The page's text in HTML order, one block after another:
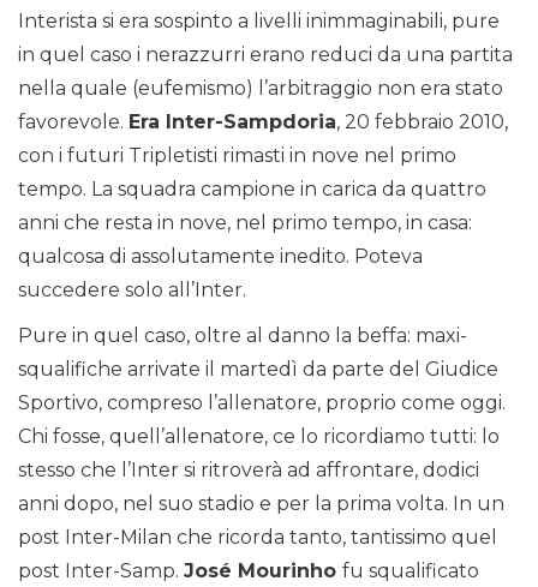
Interista si era sospinto a livelli inimmaginabili, pure
in quel caso i nerazzurri erano reduci da una partita
nella quale (eufemismo) l’arbitraggio non era stato
favorevole. Era Inter-Sampdoria, 20 febbraio 2010,
con i futuri Tripletisti rimasti in nove nel primo
tempo. La squadra campione in carica da quattro
anni che resta in nove, nel primo tempo, in casa:
qualcosa di assolutamente inedito. Poteva
succedere solo all’Inter.
Pure in quel caso, oltre al danno la beffa: maxi-
squalifiche arrivate il martedì da parte del Giudice
Sportivo, compreso l’allenatore, proprio come oggi.
Chi fosse, quell’allenatore, ce lo ricordiamo tutti: lo
stesso che l’Inter si ritroverà ad affrontare, dodici
anni dopo, nel suo stadio e per la prima volta. In un
post Inter-Milan che ricorda tanto, tantissimo quel
post Inter-Samp. José Mourinho fu squalificato